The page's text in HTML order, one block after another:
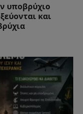
υποβρύχιο
και